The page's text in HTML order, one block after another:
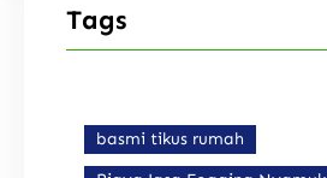
Tags
basmi tikus rumah